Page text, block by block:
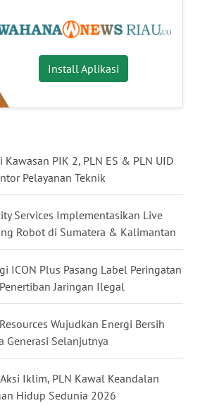
Install Aplikasi
PIK 2, PLN ES & PLN UID
Pelayanan Teknik
Services Implementasikan Live
Robot di Sumatera & Kalimantan
ICON Plus Pasang Label Peringatan
Jaringan Ilegal
Wujudkan Energi Bersih
Generasi Selanjutnya
Iklim, PLN Kawal Keandalan
Hidup Sedunia 2026